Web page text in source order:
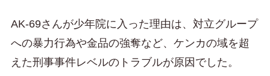
AK-69さんが少年院に入った理由は、対立グループ
への暴力行為や金品の強奪など、ケンカの域を超
えた刑事事件レベルのトラブルが原因でした。